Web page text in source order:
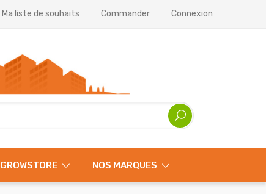
Ma liste de souhaits Commander Connexion
GROWSTORE NOS MARQUES